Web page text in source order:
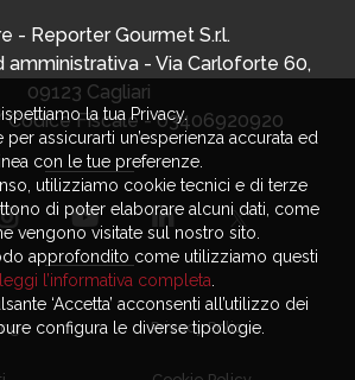
- Reporter Gourmet S.r.l.
amministrativa - Via Carloforte 60,
09123 Cagliari
Codice Fiscale - 03406920920
Privacy Policy
la tua Privacy.
assicurarti un’esperienza accurata ed
con le tue preferenze.
utilizziamo cookie tecnici e di terze
di poter elaborare alcuni dati, come
vengono visitate sul nostro sito.
approfondito come utilizziamo questi
leggi l’informativa completa
‘Accetta’ acconsenti all’utilizzo dei
configura le diverse tipologie.